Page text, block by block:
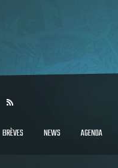
BRÈVES NEWS AGENDA